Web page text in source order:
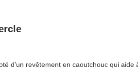
d'un revêtement en caoutchouc qui